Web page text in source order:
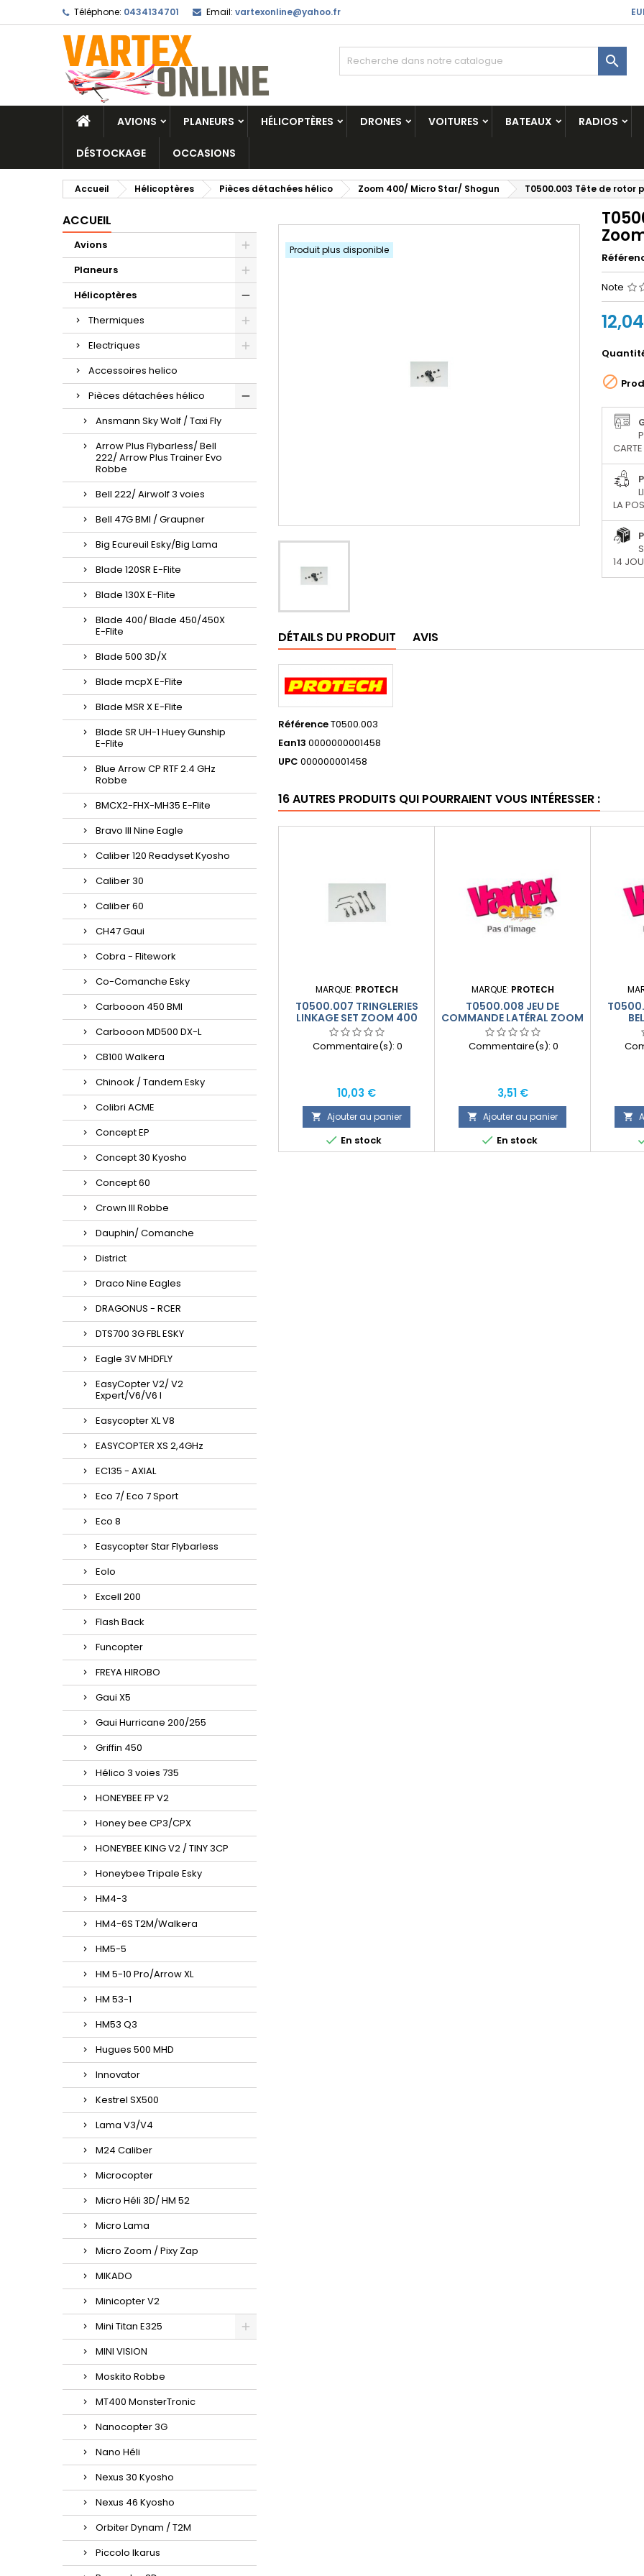
Téléphone: 0434134701 Email: vartexonline@yahoo.fr

AVIONS PLANEURS HÉLICOPTÈRES DRONES VOITURES BATEAUX RADIOS
DÉSTOCKAGE OCCASIONS
Accueil Hélicoptères Pièces détachées hélico Zoom 400/ Micro Star/ Shogun T0500.003 Tête de rotor
ACCUEIL
Avions
Planeurs
Hélicoptères
Thermiques
Electriques
Accessoires helico
Pièces détachées hélico
Ansmann Sky Wolf / Taxi Fly
Arrow Plus Flybarless/ Bell
222/ Arrow Plus Trainer Evo
Robbe
Bell 222/ Airwolf 3 voies
Bell 47G BMI / Graupner
Big Ecureuil Esky/Big Lama
Blade 120SR E-Flite
Blade 130X E-Flite
Blade 400/ Blade 450/450X
E-Flite
Blade 500 3D/X
Blade mcpX E-Flite
Blade MSR X E-Flite
Blade SR UH-1 Huey Gunship
E-Flite
Blue Arrow CP RTF 2.4 GHz
Robbe
BMCX2-FHX-MH35 E-Flite
Bravo III Nine Eagle
Caliber 120 Readyset Kyosho
Caliber 30
Caliber 60
CH47 Gaui
Cobra - Flitework
Co-Comanche Esky
Carbooon 450 BMI
Carbooon MD500 DX-L
CB100 Walkera
Chinook / Tandem Esky
Colibri ACME
Concept EP
Concept 30 Kyosho
Concept 60
Crown III Robbe
Dauphin/ Comanche
District
Draco Nine Eagles
DRAGONUS - RCER
DTS700 3G FBL ESKY
Eagle 3V MHDFLY
EasyCopter V2/ V2
Expert/V6/V6 l
Easycopter XL V8
EASYCOPTER XS 2,4GHz
EC135 - AXIAL
Eco 7/ Eco 7 Sport
Eco 8
Easycopter Star Flybarless
Eolo
Excell 200
Flash Back
Funcopter
FREYA HIROBO
Gaui X5
Gaui Hurricane 200/255
Griffin 450
Hélico 3 voies 735
HONEYBEE FP V2
Honey bee CP3/CPX
HONEYBEE KING V2 / TINY 3CP
Honeybee Tripale Esky
HM4-3
HM4-6S T2M/Walkera
HM5-5
HM 5-10 Pro/Arrow XL
HM 53-1
HM53 Q3
Hugues 500 MHD
Innovator
Kestrel SX500
Lama V3/V4
M24 Caliber
Microcopter
Micro Héli 3D/ HM 52
Micro Lama
Micro Zoom / Pixy Zap
MIKADO
Minicopter V2
Mini Titan E325
MINI VISION
Moskito Robbe
MT400 MonsterTronic
Nanocopter 3G
Nano Héli
Nexus 30 Kyosho
Nexus 46 Kyosho
Orbiter Dynam / T2M
Piccolo Ikarus
Produit plus disponible
Note

LA
14
DÉTAILS DU PRODUIT AVIS
RéférenceT0500.003
Ean13 0000000001458
UPC 000000001458
16 AUTRES PRODUITS QUI POURRAIENT VOUS INTÉRESSER :
MARQUE: PROTECH
T0500.007 TRINGLERIES
LINKAGE SET ZOOM 400
Commentaire(s): 0
Prix
10,03 €
 Ajouter au panier
 En stock
MARQUE: PROTECH
T0500.008 JEU DE
COMMANDE LATÉRAL ZOOM
400
Commentaire(s): 0
Prix
3,51 €
 Ajouter au panier
 En stock
